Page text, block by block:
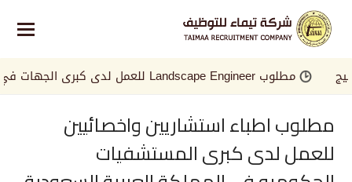
مطلوب Landscape Engineer للعمل لدى كبرى الجهات في الخليج
مطلوب اطباء استشاريين واخصائيين
للعمل لدى كبرى المستشفيات